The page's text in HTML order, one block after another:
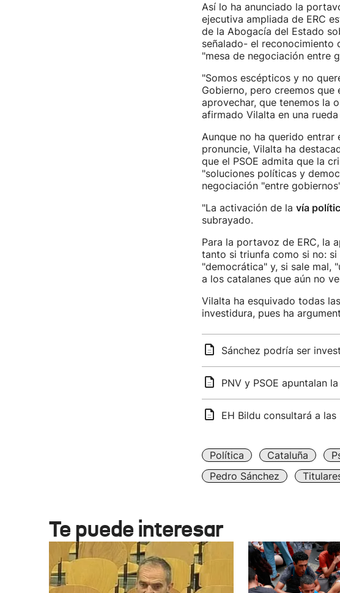
Así lo ha anunciado la
ejecutiva ampliada de ERC
de la Abogacía del Estado
señalado- el
"mesa de negociación entre
"Somos escépticos y no
Gobierno, pero creemos
aprovechar, que tenemos la
afirmado Vilalta en una
Aunque no ha querido entrar
pronuncie, Vilalta ha
que el PSOE admita que la
"soluciones políticas y
negociación "entre
"La activación de la vía
subrayado.
Para la portavoz de ERC, la
tanto si triunfa como si no:
"democrática" y, si sale mal,
a los catalanes que aún no
Vilalta ha esquivado todas
investidura, pues ha
Sánchez podría ser
PNV y PSOE apuntalan
EH Bildu consultará a
Política Cataluña
Pedro Sánchez
Te puede interesar